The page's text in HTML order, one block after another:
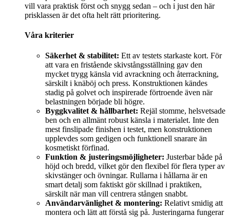
vill vara praktisk först och snygg sedan – och i just den här
prisklassen är det ofta helt rätt prioritering.
Våra kriterier
Säkerhet & stabilitet: Ett av testets starkaste kort. För
att vara en fristående skivstångsställning gav den
mycket trygg känsla vid avrackning och återrackning,
särskilt i knäböj och press. Konstruktionen kändes
stadig på golvet och inspirerade förtroende även när
belastningen började bli högre.
Byggkvalitet & hållbarhet: Rejäl stomme, helsvetsade
ben och en allmänt robust känsla i materialet. Inte den
mest finslipade finishen i testet, men konstruktionen
upplevdes som gedigen och funktionell snarare än
kosmetiskt förfinad.
Funktion & justeringsmöjligheter: Justerbar både på
höjd och bredd, vilket gör den flexibel för flera typer av
skivstänger och övningar. Rullarna i hållarna är en
smart detalj som faktiskt gör skillnad i praktiken,
särskilt när man vill centrera stången snabbt.
Användarvänlighet & montering: Relativt smidig att
montera och lätt att förstå sig på. Justeringarna fungerar